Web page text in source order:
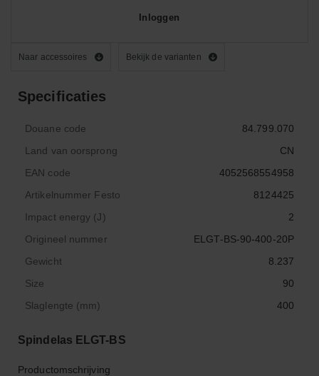
Naar accessoires Bekijk de varianten
Specificaties
Douane code
84.799.070
Land van oorsprong
CN
EAN code
4052568554958
Artikelnummer Festo
8124425
Impact energy (J)
2
Origineel nummer
ELGT-BS-90-400-20P
Gewicht
8.237
Size
90
Slaglengte (mm)
400
Spindelas ELGT-BS
Productomschrijving
Inloggen